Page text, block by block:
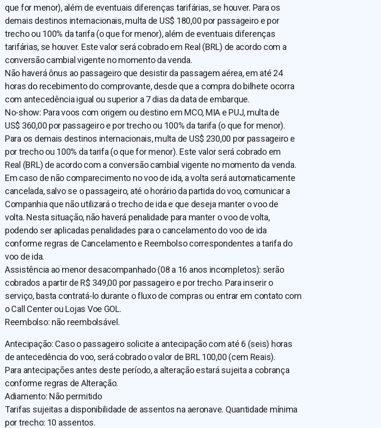
que for menor), além de eventuais diferenças tarifárias, se houver. Para os
demais destinos internacionais, multa de US$ 180,00 por passageiro e por
trecho ou 100% da tarifa (o que for menor), além de eventuais diferenças
tarifárias, se houver. Este valor será cobrado em Real (BRL) de acordo com a
conversão cambial vigente no momento da venda.
Não haverá ônus ao passageiro que desistir da passagem aérea, em até 24
horas do recebimento do comprovante, desde que a compra do bilhete ocorra
com antecedência igual ou superior a 7 dias da data de embarque.
No-show: Para voos com origem ou destino em MCO, MIA e PUJ, multa de
US$ 360,00 por passageiro e por trecho ou 100% da tarifa (o que for menor).
Para os demais destinos internacionais, multa de US$ 230,00 por passageiro e
por trecho ou 100% da tarifa (o que for menor). Este valor será cobrado em
Real (BRL) de acordo com a conversão cambial vigente no momento da venda.
Em caso de não comparecimento no voo de ida, a volta será automaticamente
cancelada, salvo se o passageiro, até o horário da partida do voo, comunicar a
Companhia que não utilizará o trecho de ida e que deseja manter o voo de
volta. Nesta situação, não haverá penalidade para manter o voo de volta,
podendo ser aplicadas penalidades para o cancelamento do voo de ida
conforme regras de Cancelamento e Reembolso correspondentes a tarifa do
voo de ida.
Assistência ao menor desacompanhado (08 a 16 anos incompletos): serão
cobrados a partir de R$ 349,00 por passageiro e por trecho. Para inserir o
serviço, basta contratá-lo durante o fluxo de compras ou entrar em contato com
o Call Center ou Lojas Voe GOL.
Reembolso: não reembolsável.
Antecipação: Caso o passageiro solicite a antecipação com até 6 (seis) horas
de antecedência do voo, será cobrado o valor de BRL 100,00 (cem Reais).
Para antecipações antes deste período, a alteração estará sujeita a cobrança
conforme regras de Alteração.
Adiamento: Não permitido
Tarifas sujeitas a disponibilidade de assentos na aeronave. Quantidade mínima
por trecho: 10 assentos.